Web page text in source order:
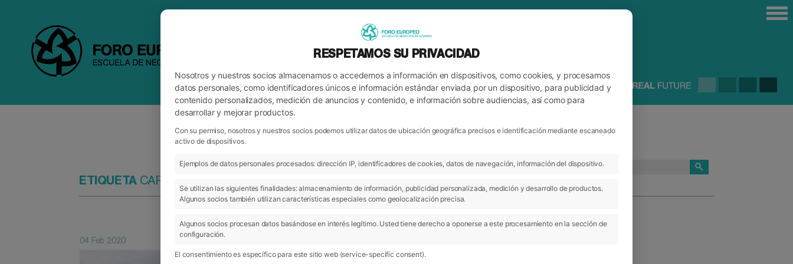
ETIQUETACARLOS MANGADO
ARCHIVO CATEGORÍAS
04 Feb 2020
RESPETAMOS SU PRIVACIDAD
Nosotros y nuestros socios almacenamos o accedemos a información en dispositivos, como cookies, y procesamos
datos personales, como identificadores únicos e información estándar enviada por un dispositivo, para publicidad y
contenido personalizados, medición de anuncios y contenido, e información sobre audiencias, así como para
desarrollar y mejorar productos.
Con su permiso, nosotros y nuestros socios podemos utilizar datos de ubicación geográfica precisos e identificación mediante escaneado
activo de dispositivos.
Ejemplos de datos personales procesados: dirección IP, identificadores de cookies, datos de navegación, información del dispositivo.
Se utilizan las siguientes finalidades: almacenamiento de información, publicidad personalizada, medición y desarrollo de productos.
Algunos socios también utilizan características especiales como geolocalización precisa.
Algunos socios procesan datos basándose en interés legítimo. Usted tiene derecho a oponerse a este procesamiento en la sección de
configuración.
El consentimiento es específico para este sitio web (service-specific consent).